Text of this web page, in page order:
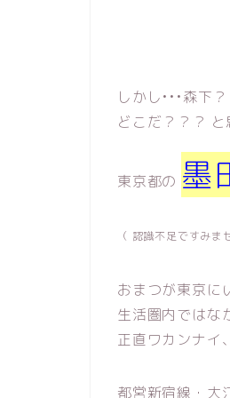
しかし•••森下？
どこだ？？？ と
東京都の 墨
（ 認識不足ですみま
おまつが東京に
生活圏内ではな
正直ワカンナイ
都営新宿線・大